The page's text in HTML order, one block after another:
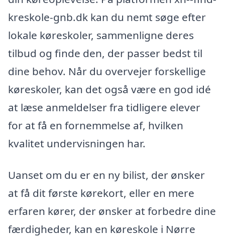
kreskole-gnb.dk kan du nemt søge efter
lokale køreskoler, sammenligne deres
tilbud og finde den, der passer bedst til
dine behov. Når du overvejer forskellige
køreskoler, kan det også være en god idé
at læse anmeldelser fra tidligere elever
for at få en fornemmelse af, hvilken
kvalitet undervisningen har.
Uanset om du er en ny bilist, der ønsker
at få dit første kørekort, eller en mere
erfaren kører, der ønsker at forbedre dine
færdigheder, kan en køreskole i Nørre